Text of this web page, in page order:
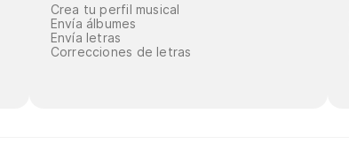
Crea tu perfil musical
Envía álbumes
Envía letras
Correcciones de letras